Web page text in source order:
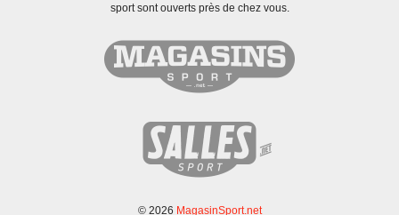
sport sont ouverts près de chez vous.
© 2026 MagasinSport.net